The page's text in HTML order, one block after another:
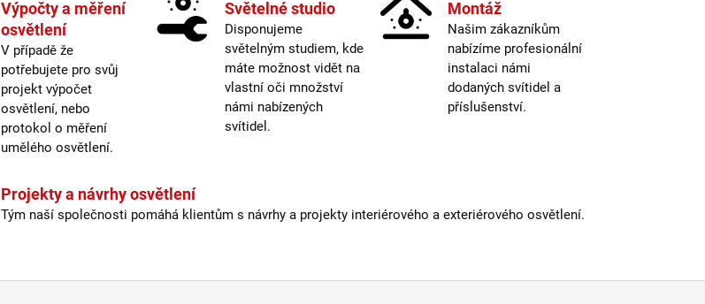
Závit:
E27
Životnost žárovky
15000
hodin
Barevná teplota:
2200K (na
atmosféru)
Energetická třída
F
Index podání barev (CRI)
80 Ra
Výpočty a měření
osvětlení
V případě že
potřebujete pro svůj
projekt výpočet
osvětlení, nebo
protokol o měření
umělého osvětlení.
Světelné studio
Disponujeme
světelným studiem, kde
máte možnost vidět na
vlastní oči množství
námi nabízených
svítidel.
Montáž
Našim zákazníkům
nabízíme profesionální
instalaci námi
dodaných svítidel a
příslušenství.
Projekty a návrhy osvětlení
Tým naší společnosti pomáhá klientům s návrhy a projekty interiérového a exteriérového osvětlení.